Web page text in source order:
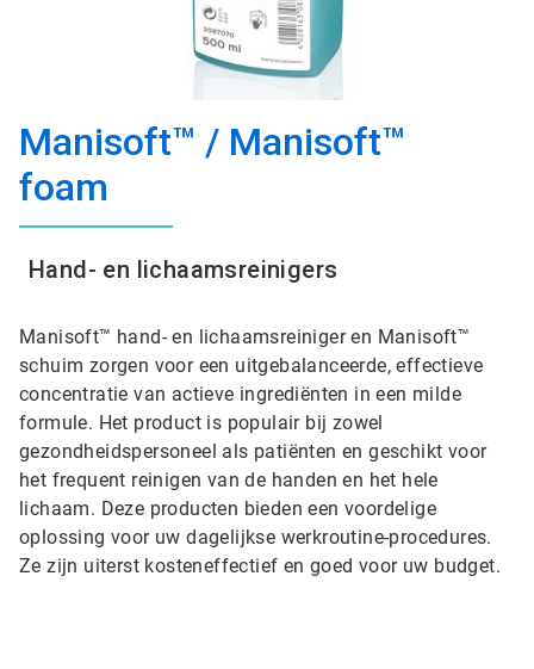
Manisoft™ / Manisoft™
foam
Hand- en lichaamsreinigers
Manisoft™ hand- en lichaamsreiniger en Manisoft™
schuim zorgen voor een uitgebalanceerde, effectieve
concentratie van actieve ingrediënten in een milde
formule. Het product is populair bij zowel
gezondheidspersoneel als patiënten en geschikt voor
het frequent reinigen van de handen en het hele
lichaam. Deze producten bieden een voordelige
oplossing voor uw dagelijkse werkroutine-procedures.
Ze zijn uiterst kosteneffectief en goed voor uw budget.